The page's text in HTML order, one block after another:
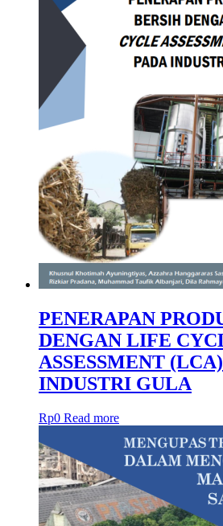
PENERAPAN
DENGAN LIFE
ASSESSMENT
INDUSTRI GULA
Rp0 Read more